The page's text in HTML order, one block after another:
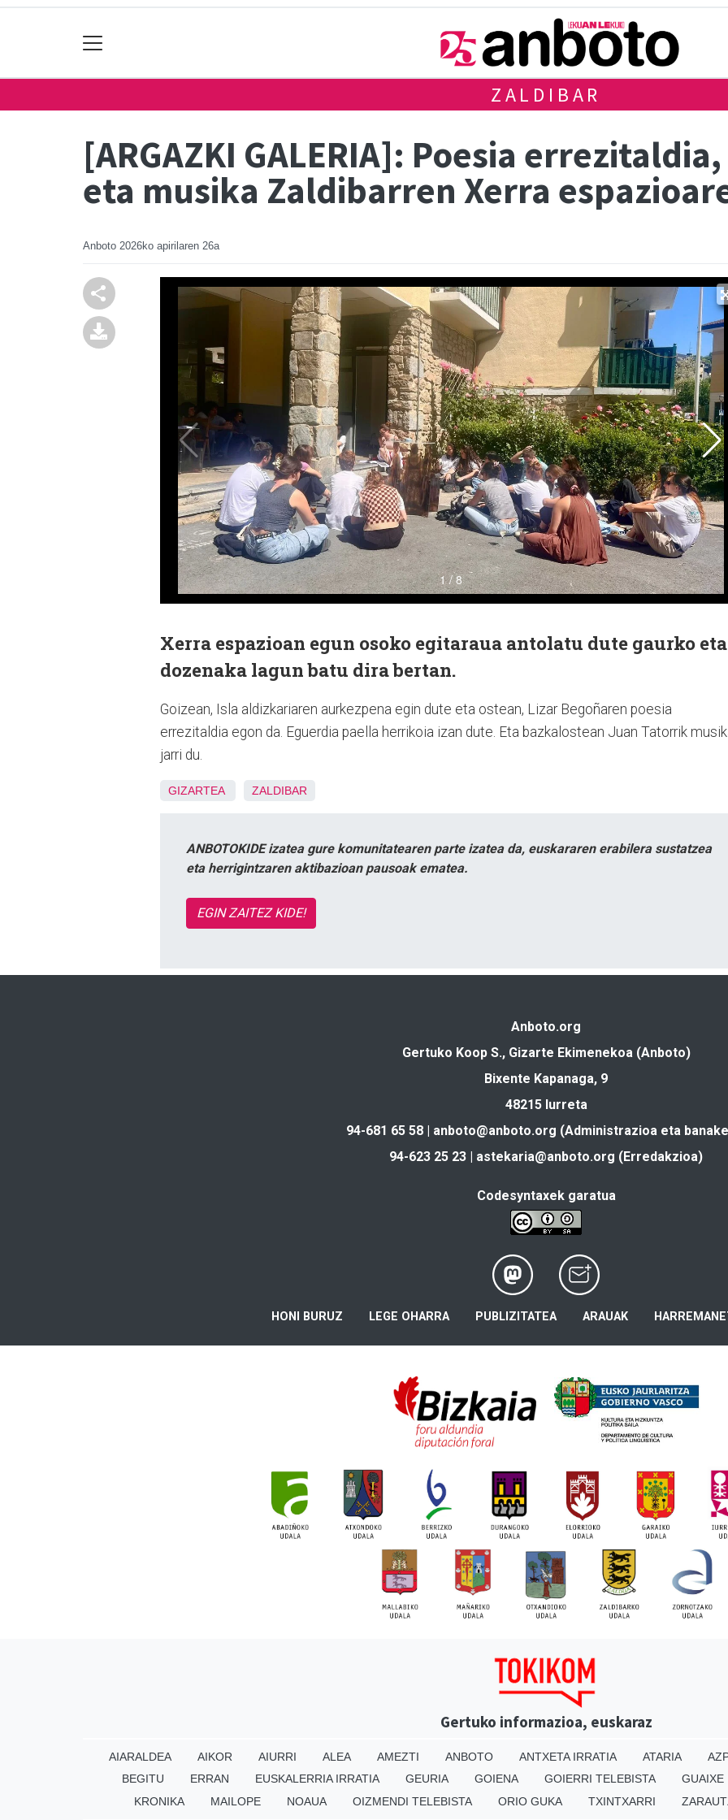
ZALDIBAR
[ARGAZKI GALERIA]: Poesia
eta musika Zaldibarren Xerra
Anboto 2026ko apirilaren 26a
Xerra espazioan egun osoko egitaraua antolatu dute gaurko eta
dozenaka lagun batu dira bertan.
Goizean, Isla aldizkariaren aurkezpena egin dute eta ostean, Lizar Begoñaren poesia
errezitaldia egon da. Eguerdia paella herrikoia izan dute. Eta bazkalostean Juan Tatorrik
jarri du.
GIZARTEA ZALDIBAR
ANBOTOKIDE izatea gure komunitatearen parte izatea da, euskararen erabilera sustatzea
eta herrigintzaren aktibazioan pausoak ematea.
EGIN ZAITEZ KIDE!
Anboto.org
Gertuko Koop S., Gizarte Ekimenekoa (Anboto)
Bixente Kapanaga, 9
48215 Iurreta
94-681 65 58 | anboto@anboto.org (Administrazioa eta
94-623 25 23 | astekaria@anboto.org (Erredakzioa)
Codesyntaxek garatua
HONI BURUZ LEGE OHARRA PUBLIZITATEA ARAUAK
Gertuko informazioa, euskaraz
AIARALDEA AIKOR AIURRI ALEA AMEZTI ANBOTO ANTXETA IRRATIA ATARIA
BEGITU
ERRAN EUSKALERRIA IRRATIA GEURIA GOIENA GOIERRI TELEBISTA
GUAIXE
KRONIKA
MAILOPE NOAUA OIZMENDI TELEBISTA ORIO GUKA TXINTXARRI